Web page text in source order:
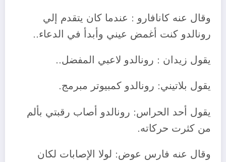
وقال عنه كانافارو : عندما كان يتقدم إلي
رونالدو كنت أغمض عيني وأبدأ في الدعاء..
يقول زيدان : رونالدو لاعبي المفضل..
يقول بلاتيني: رونالدو كمبيوتر مبرمج.
يقول أحد الحراس: رونالدو أصاب رقبتي بألم
من كثرت حركاته.
وقال عنه فارس عوض: لولا الإصابات لكان